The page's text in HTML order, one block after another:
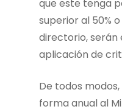
que este tenga
superior al 50%
directorio, serán
aplicación de
De todos
forma anual al